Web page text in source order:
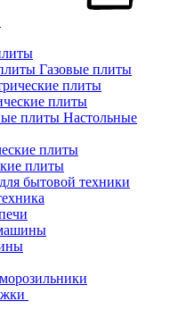
Газовые плиты
плиты
Настольные
плиты
бытовой техники